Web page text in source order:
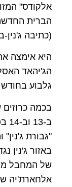
אלקודס"
הברית
(כתיבה
היא אימצה
גלבוע
בכמה
"גבורת ג'נין"
באזור ג'נין
של המחבל
אלחארת'יה